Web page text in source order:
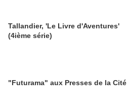
Tallandier, 'Le Livre d'Aventures'
(4ième série)
"Futurama" aux Presses de la Cité